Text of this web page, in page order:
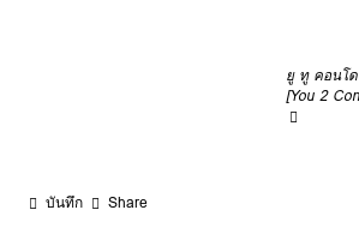
ยู ทู คอนโด
[You 2
บันทึก
Share